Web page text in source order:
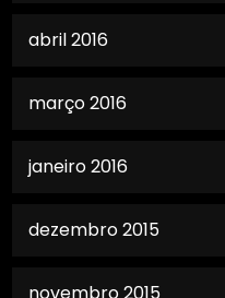
abril 2016
março 2016
janeiro 2016
dezembro 2015